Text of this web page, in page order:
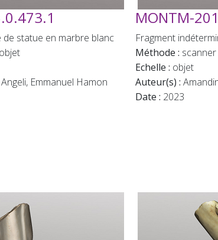
de statue en marbre blanc
Emmanuel Hamon
MONTM-
Fragment
Méthode : scanner
Echelle : objet
Auteur(s) :
Date : 2023